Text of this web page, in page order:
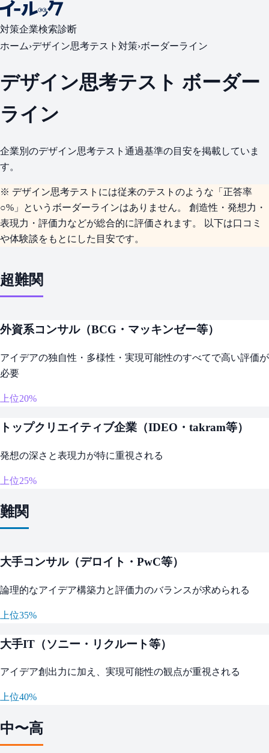
対策企業検索診断
ホーム›デザイン思考テスト対策›ボーダーライン
デザイン思考テスト ボーダー
ライン
企業別のデザイン思考テスト通過基準の目安を掲載していま
す。
※ デザイン思考テストには従来のテストのような「正答率
○%」というボーダーラインはありません。 創造性・発想力・
表現力・評価力などが総合的に評価されます。 以下は口コミ
や体験談をもとにした 目安です。
超難関
外資系コンサル（BCG・マッキンゼー等）
アイデアの独自性・多様性・実現可能性のすべてで高い評価が
必要
上位20%
トップクリエイティブ企業（IDEO・takram等）
発想の深さと表現力が特に重視される
上位25%
難関
大手コンサル（デロイト・PwC等）
論理的なアイデア構築力と評価力のバランスが求められる
上位35%
大手IT（ソニー・リクルート等）
アイデア創出力に加え、実現可能性の観点が重視される
上位40%
中〜高